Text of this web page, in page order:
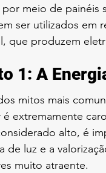
meio de painéis
ser utilizados em
que produzem
1: A
mitos mais
é extremamente
alto, é
de luz e a
muito atraente.